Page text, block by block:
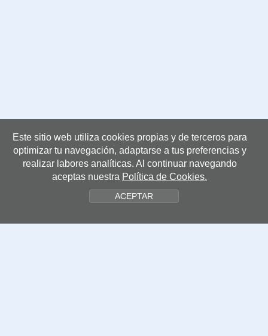
Este sitio web utiliza cookies propias y de terceros para
optimizar tu navegación, adaptarse a tus preferencias y
realizar labores analíticas. Al continuar navegando
aceptas nuestra Política de Cookies.
ACEPTAR
Centros
CENTROS MONOGRÁFICOS
ATRYS Oncología - IMOR